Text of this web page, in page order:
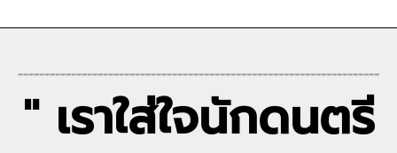
--------------------------------------------------------------------
" เราใส่ใจนักดนตรี